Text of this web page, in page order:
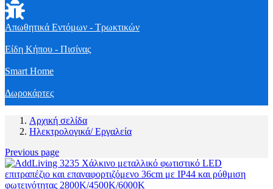
Απωθητικά Εντόμων - Τρωκτικών
Είδη Κήπου - Πισίνας
Smart Home
Δωροκάρτες
Αρχική σελίδα
Ηλεκτρολογικά/ Εργαλεία
Previous page